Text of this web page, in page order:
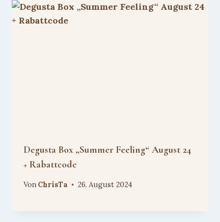
Degusta Box „Summer Feeling“ August 24
+ Rabattcode
Von ChrisTa 26. August 2024